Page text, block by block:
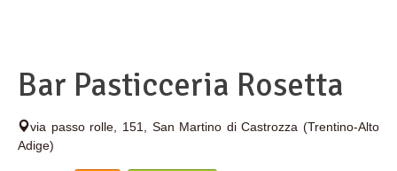
Bar Pasticceria Rosetta
via passo rolle, 151, San Martino di Castrozza (Trentino-Alto
Adige)